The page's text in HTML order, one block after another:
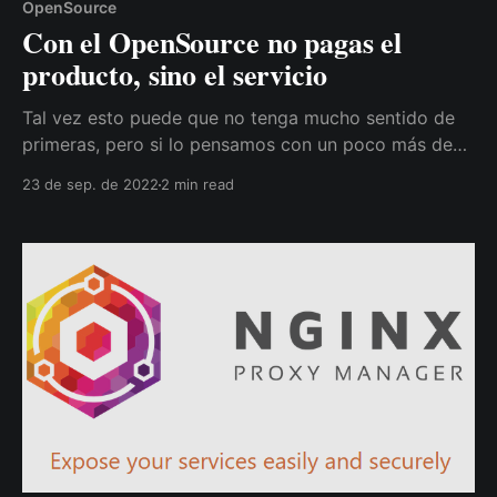
OpenSource
Con el OpenSource no pagas el
producto, sino el servicio
Tal vez esto puede que no tenga mucho sentido de
primeras, pero si lo pensamos con un poco más de
creer que el término OpenSource se atribuye a algo
23 de sep. de 2022 2 min read